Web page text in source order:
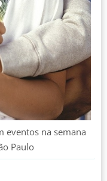
eventos na semana
Paulo